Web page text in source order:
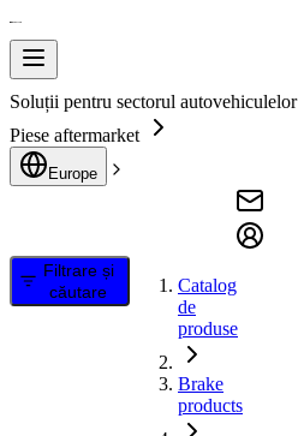
Soluții pentru sectorul autovehiculelor
Piese aftermarket
Europe
Filtrare și
căutare
Catalog
de
produse
Brake
products